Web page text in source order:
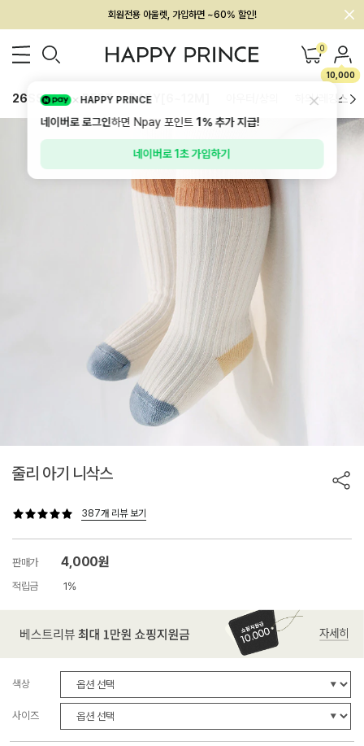
회원전용 아울렛, 가입하면 ~60% 할인!
멤버십 최대 28,000원 혜택 0
10,000
26SS 신상 BEST BABY[6~12M] 하의/레깅스
줄리 아기 니삭스
387개 리뷰 보기
판매가 4,000원
적립금 1%
색상
사이즈
HAPPY PRINCE
네이버로 로그인하면 Npay 포인트1%추가 지급!
네이버로 1초 가입하기